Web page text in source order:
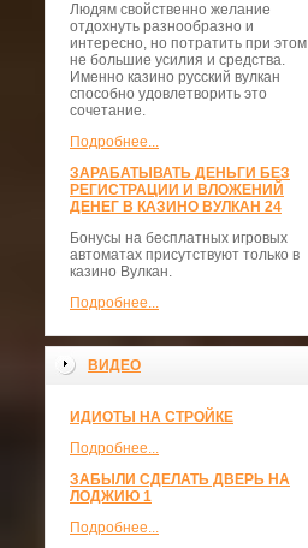
Людям свойственно желание
отдохнуть разнообразно и
интересно, но потратить при этом
не большие усилия и средства.
Именно казино русский вулкан
способно удовлетворить это
сочетание.
Подробнее...
ЗАРАБАТЫВАТЬ ДЕНЬГИ БЕЗ
РЕГИСТРАЦИИ И ВЛОЖЕНИЙ
ДЕНЕГ В КАЗИНО ВУЛКАН 24
Бонусы на бесплатных игровых
автоматах присутствуют только в
казино Вулкан.
Подробнее...
ВИДЕО
ИДИОТЫ НА СТРОЙКЕ
Подробнее...
ЗАБЫЛИ СДЕЛАТЬ ДВЕРЬ НА
ЛОДЖИЮ 1
Подробнее...